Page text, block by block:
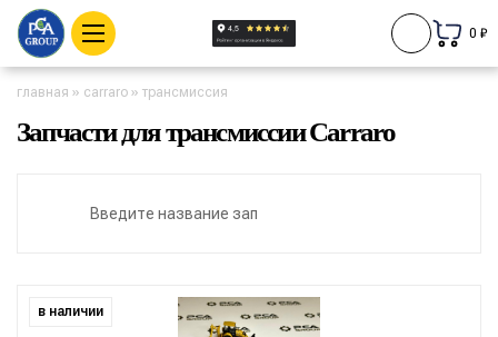
0 ₽
главная » carraro » трансмиссия
Запчасти для трансмиссии Carraro
в наличии